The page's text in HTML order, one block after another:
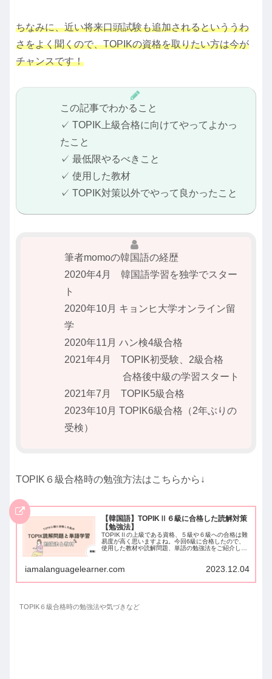
ちなみに、近い将来口頭試験も追加されるといううわ
さをよく聞くので、TOPIKの資格を取りたい方は今が
チャンスです！
この記事でわかること
✓ TOPIK上級合格に向けてやってよかっ
たこと
✓ 最低限やるべきこと
✓ 使用した教材
✓ TOPIK対策以外でやって良かったこと
筆者momoの韓国語の経歴
2020年4月 韓国語学習を独学でスター
ト
2020年10月 キョンヒ大学オンライン留
学
2020年11月 ハン検4級合格
2021年4月 TOPIK初受験、2級合格
合格後中級の学習スタート
2021年7月 TOPIK5級合格
2023年10月 TOPIK6級合格（2年ぶりの
受検）
TOPIK６級合格時の勉強方法はこちらから↓
【韓国語】TOPIKⅡ６級に合格した読解対策
【勉強法】
TOPIKⅡの上級である資格、５級や６級への合格は難
易度が高く思いますよね。今回6級に合格したので、
使用した教材や読解問題、単語の勉強法をご紹介しま
iamalanguagelearner.com 2023.12.04
TOPIK６級合格時の勉強法や気づきなど